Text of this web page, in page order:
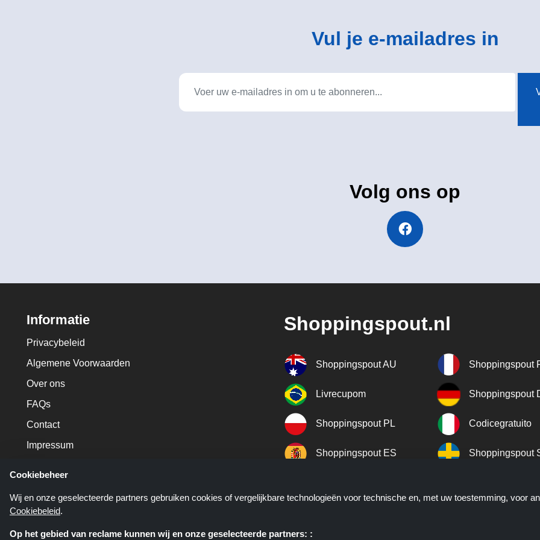
Vul je e-mailadres in
Volg ons op
Informatie
Privacybeleid
Algemene Voorwaarden
Over ons
FAQs
Contact
Impressum
Shoppingspout.nl
Shoppingspout AU Shoppingspout
Livrecupom Shoppingspout
Shoppingspout PL Codicegratuito
Shoppingspout ES Shoppingspout
Cookiebeheer
Wij en onze geselecteerde partners gebruiken cookies of vergelijkbare technologieën voor technische en, met uw toestemming, voor
Cookiebeleid.
Op het gebied van reclame kunnen wij en onze geselecteerde partners: :